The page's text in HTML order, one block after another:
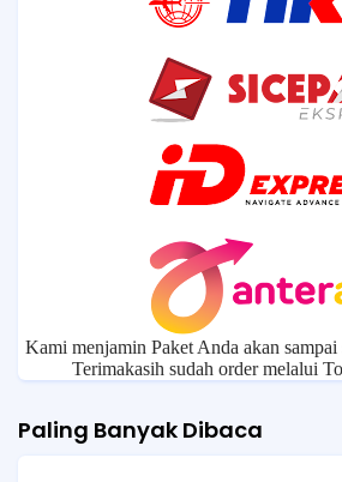
Kami menjamin Paket Anda akan
Terimakasih sudah order melalui
Paling Banyak Dibaca